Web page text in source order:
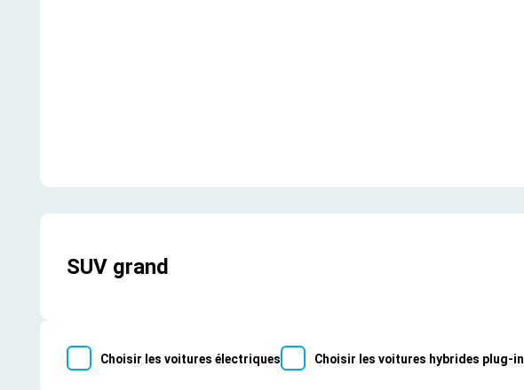
SUV grand
Choisir les voitures électriques Choisir les voitures hybrides plug-in